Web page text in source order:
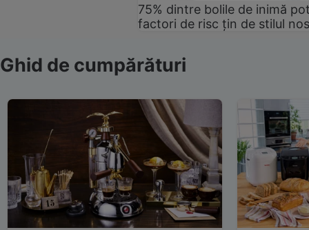
75% dintre bolile de inimă
factori de risc țin de stilul
Ghid de cumpărături